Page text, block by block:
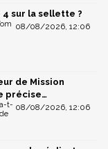
4 sur la sellette ?
08/08/2026, 12:06
de Mission
précise…
08/08/2026, 12:06
t-